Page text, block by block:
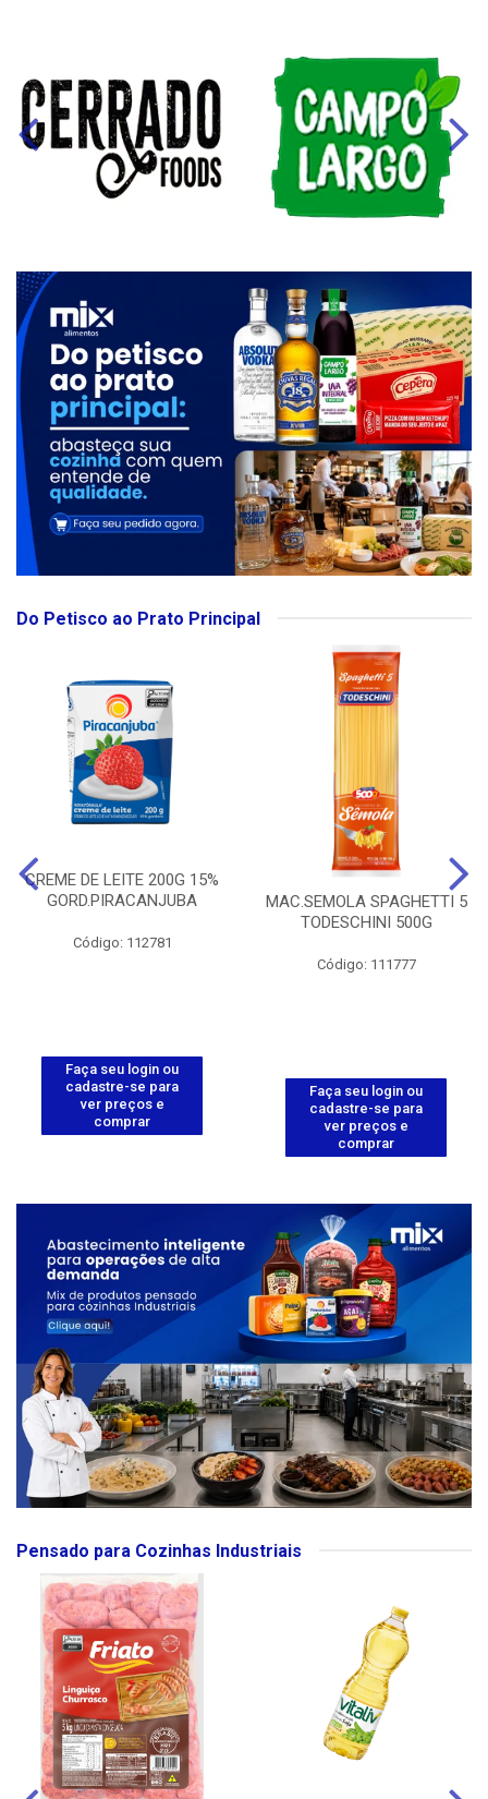
Do Petisco ao Prato Principal
CREME DE LEITE 200G 15%
GORD.PIRACANJUBA
Código: 112781
Faça seu login ou
cadastre-se para
ver preços e
comprar
MAC.SEMOLA SPAGHETTI 5
TODESCHINI 500G
Código: 111777
Faça seu login ou
cadastre-se para
ver preços e
comprar
Pensado para Cozinhas Industriais